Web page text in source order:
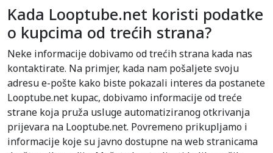
Kada Looptube.net koristi podatke
o kupcima od trećih strana?
Neke informacije dobivamo od trećih strana kada nas
kontaktirate. Na primjer, kada nam pošaljete svoju
adresu e-pošte kako biste pokazali interes da postanete
Looptube.net kupac, dobivamo informacije od treće
strane koja pruža usluge automatiziranog otkrivanja
prijevara na Looptube.net. Povremeno prikupljamo i
informacije koje su javno dostupne na web stranicama